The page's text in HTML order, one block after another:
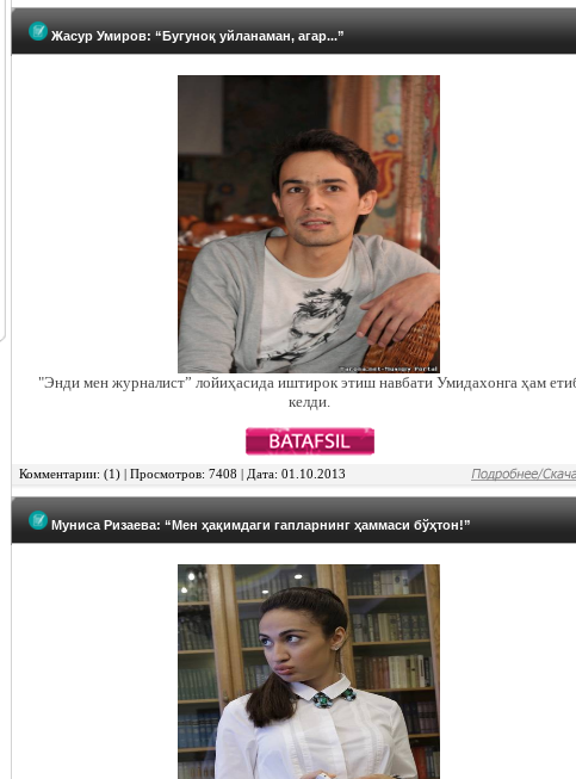
Жасур Умиров: “Бугуноқ уйланаман, агар...”
"Энди мен журналист” лойиҳасида иштирок этиш навбати Умидахонга ҳам
келди.
Комментарии: (1) | Просмотров: 7408 | Дата: 01.10.2013
Муниса Ризаева: “Мен ҳақимдаги гапларнинг ҳаммаси бўҳтон!”